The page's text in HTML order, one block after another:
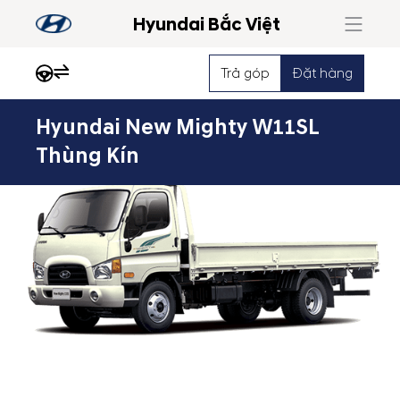
Hyundai Bắc Việt
Trả góp Đặt hàng
Hyundai New Mighty W11SL
Thùng Kín